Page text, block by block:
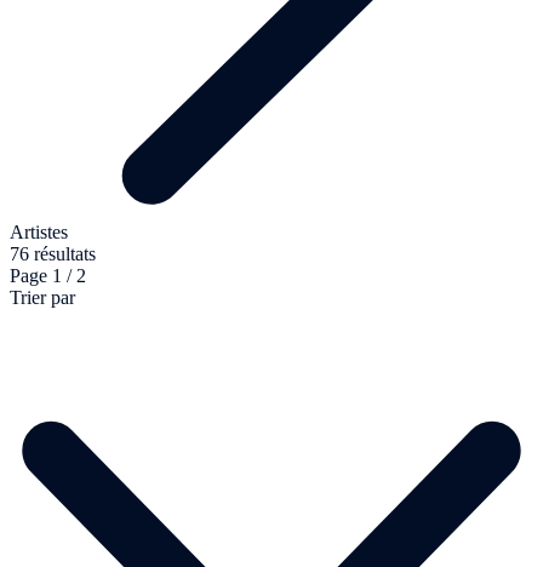
Artistes
76 résultats
Page 1 / 2
Trier par